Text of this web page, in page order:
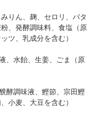
りん、麹、セロリ、バタ
、発酵調味料、食塩（原
ツ、乳成分を含む）
、水飴、生姜、ごま（原
酵調味液、鰹節、宗田鰹
小麦、大豆を含む）